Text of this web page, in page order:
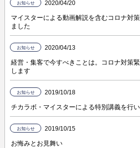
お知らせ 2020/04/20
マイスターによる動画解説を含むコロナ対
ました
お知らせ 2020/04/13
経営・集客で今すべきことは。コロナ対策
します
お知らせ 2019/10/18
チカラボ・マイスターによる特別講義を行い
お知らせ 2019/10/15
お悔みとお見舞い